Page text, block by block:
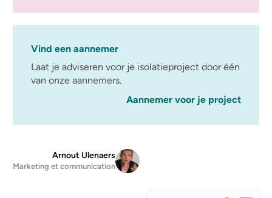
Vind een aannemer
Laat je adviseren voor je isolatieproject door één
van onze aannemers.
Aannemer voor je project
Arnout Ulenaers
Marketing et communication